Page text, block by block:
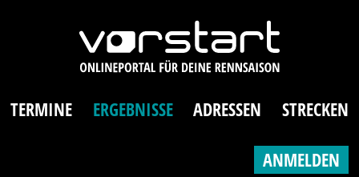
TERMINE ERGEBNISSE ADRESSEN STRECKEN
ANMELDEN